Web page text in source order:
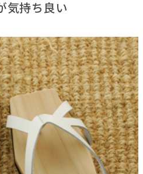
気持ち良い